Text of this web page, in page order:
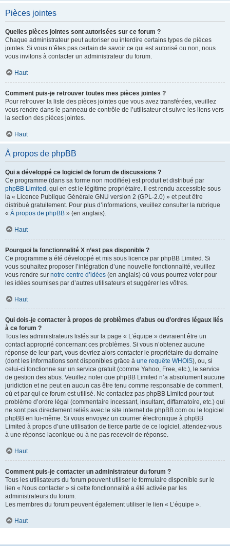
Pièces jointes
Quelles pièces jointes sont autorisées sur ce forum ?
Chaque administrateur peut autoriser ou interdire certains types de pièces
jointes. Si vous n’êtes pas certain de savoir ce qui est autorisé ou non, nous
vous invitons à contacter un administrateur du forum.
Haut
Comment puis-je retrouver toutes mes pièces jointes ?
Pour retrouver la liste des pièces jointes que vous avez transférées, veuillez
vous rendre dans le panneau de contrôle de l’utilisateur et suivre les liens vers
la section des pièces jointes.
Haut
À propos de phpBB
Qui a développé ce logiciel de forum de discussions ?
Ce programme (dans sa forme non modifiée) est produit et distribué par
phpBB Limited , qui en est le légitime propriétaire. Il est rendu accessible sous
la « Licence Publique Générale GNU version 2 (GPL-2.0) » et peut être
distribué gratuitement. Pour plus d’informations, veuillez consulter la rubrique
« À propos de phpBB » (en anglais).
Haut
Pourquoi la fonctionnalité X n’est pas disponible ?
Ce programme a été développé et mis sous licence par phpBB Limited. Si
vous souhaitez proposer l’intégration d’une nouvelle fonctionnalité, veuillez
vous rendre sur notre centre d’idées (en anglais) où vous pourrez voter pour
les idées soumises par d’autres utilisateurs et suggérer les vôtres.
Haut
Qui dois-je contacter à propos de problèmes d’abus ou d’ordres légaux liés
à ce forum ?
Tous les administrateurs listés sur la page « L’équipe » devraient être un
contact approprié concernant ces problèmes. Si vous n’obtenez aucune
réponse de leur part, vous devriez alors contacter le propriétaire du domaine
(dont les informations sont disponibles grâce à une requête WHOIS), ou, si
celui-ci fonctionne sur un service gratuit (comme Yahoo, Free, etc.), le service
de gestion des abus. Veuillez noter que phpBB Limited n’a absolument aucune
juridiction et ne peut en aucun cas être tenu comme responsable de comment,
où et par qui ce forum est utilisé. Ne contactez pas phpBB Limited pour tout
problème d’ordre légal (commentaire incessant, insultant, diffamatoire, etc.) qui
ne sont pas directement reliés avec le site internet de phpBB.com ou le logiciel
phpBB en lui-même. Si vous envoyez un courrier électronique à phpBB
Limited à propos d’une utilisation de tierce partie de ce logiciel, attendez-vous
à une réponse laconique ou à ne pas recevoir de réponse.
Haut
Comment puis-je contacter un administrateur du forum ?
Tous les utilisateurs du forum peuvent utiliser le formulaire disponible sur le
lien « Nous contacter » si cette fonctionnalité a été activée par les
administrateurs du forum.
Les membres du forum peuvent également utiliser le lien « L’équipe ».
Haut